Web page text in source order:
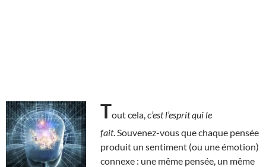
Tout cela, c’est l’esprit qui le
fait. Souvenez-vous que chaque pensée
produit un sentiment (ou une émotion)
connexe : une même pensée, un même